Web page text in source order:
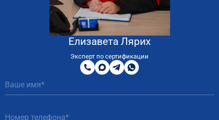
Елизавета Лярих
Эксперт по сертификации
8
800
200
51
MAXTelegram
WhatsApp